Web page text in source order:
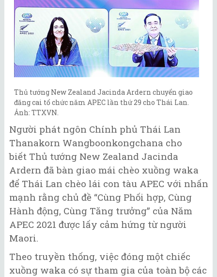
Thủ tướng New Zealand Jacinda Ardern chuyển giao
đăng cai tổ chức năm APEC lần thứ 29 cho Thái Lan.
Ảnh: TTXVN.
Người phát ngôn Chính phủ Thái Lan
Thanakorn Wangboonkongchana cho
biết Thủ tướng New Zealand Jacinda
Ardern đã bàn giao mái chèo xuồng waka
để Thái Lan chèo lái con tàu APEC với nhấn
mạnh rằng chủ đề “Cùng Phối hợp, Cùng
Hành động, Cùng Tăng trưởng” của Năm
APEC 2021 được lấy cảm hứng từ người
Maori.
Theo truyền thống, việc đóng một chiếc
xuồng waka có sự tham gia của toàn bộ các